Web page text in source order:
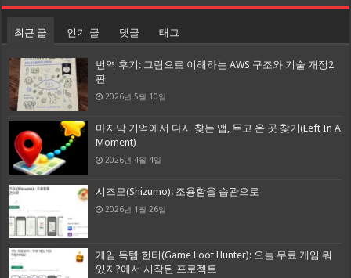
최근 글 인기 글 댓글 태그
번역 후기: 그림으로 이해하는 AWS 구조와 기술 개정2
판
2026년 5월 10일
마지막 기억에서 다시 찾는 앱, 두고 온 곳 찾기(Left In A
Moment)
2026년 4월 4일
시즈모(Shizumo): 조용함을 습관으로
2026년 1월 26일
게임 득템 헌터(Game Loot Hunter): 오늘 무료 게임 뭐
있지?에서 시작된 프로젝트